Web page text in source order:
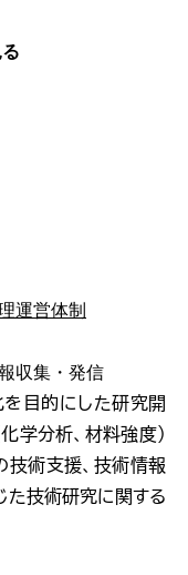
運営体制
収集・発信
目的にした研究開
学分析、材料強度）
技術支援、技術情報
た技術研究に関する